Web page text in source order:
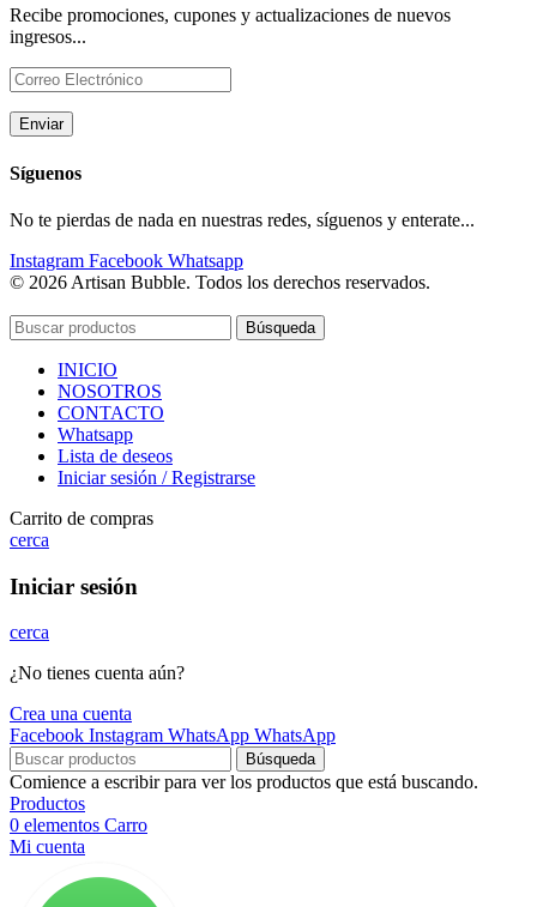
Recibe promociones, cupones y actualizaciones de nuevos
ingresos...
Síguenos
No te pierdas de nada en nuestras redes, síguenos y enterate...
Instagram Facebook Whatsapp
© 2026 Artisan Bubble. Todos los derechos reservados.
Búsqueda
INICIO
NOSOTROS
CONTACTO
Whatsapp
Lista de deseos
Iniciar sesión / Registrarse
Carrito de compras
cerca
Iniciar sesión
cerca
¿No tienes cuenta aún?
Crea una cuenta
Facebook Instagram WhatsApp WhatsApp
Búsqueda
Comience a escribir para ver los productos que está buscando.
Productos
0 elementos Carro
Mi cuenta